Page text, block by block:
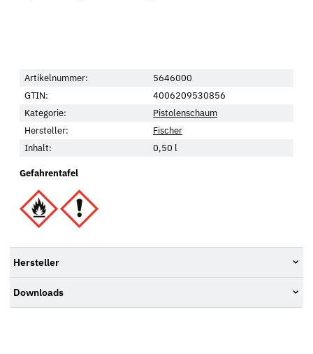
Artikelnummer:
5646000
GTIN:
4006209530856
Kategorie:
Pistolenschaum
Hersteller:
Fischer
Inhalt:
0,50 l
Gefahrentafel
Hersteller
Downloads